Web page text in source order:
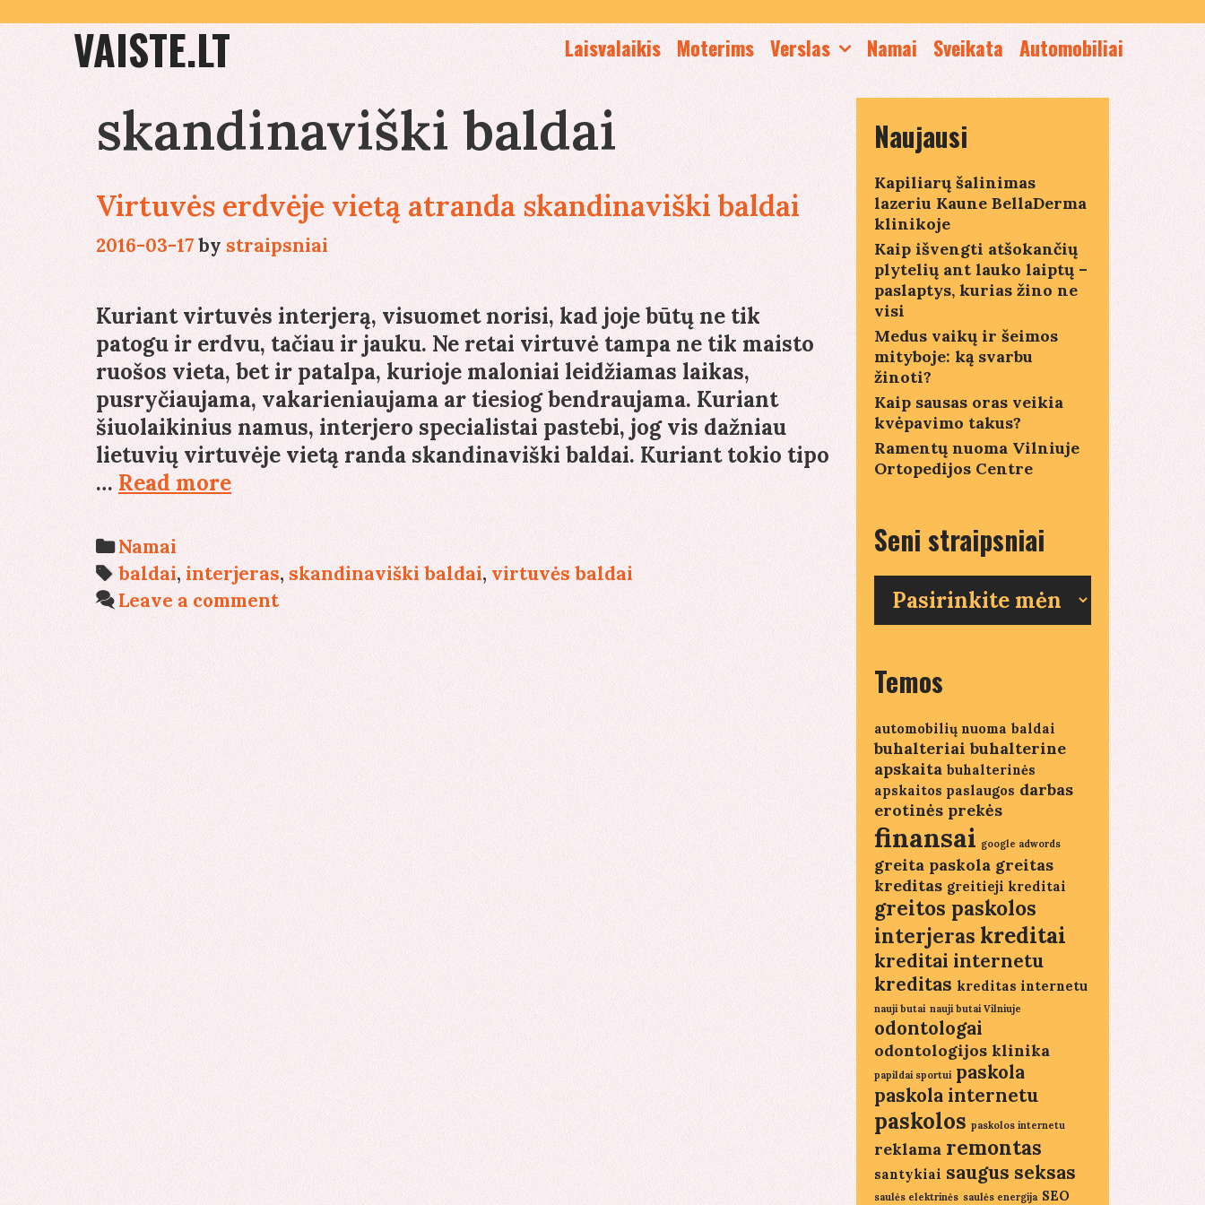
to
contentVAISTE.LT Laisvalaikis Moterims Verslas Namai Sveikata Automobiliai
skandinaviški baldai
Virtuvės erdvėje vietą atranda skandinaviški baldai
2016-03-17by straipsniai
Kuriant virtuvės interjerą, visuomet norisi, kad joje būtų ne tik
patogu ir erdvu, tačiau ir jauku. Ne retai virtuvė tampa ne tik maisto
ruošos vieta, bet ir patalpa, kurioje maloniai leidžiamas laikas,
pusryčiaujama, vakarieniaujama ar tiesiog bendraujama. Kuriant
šiuolaikinius namus, interjero specialistai pastebi, jog vis dažniau
lietuvių virtuvėje vietą randa skandinaviški baldai. Kuriant tokio tipo
…Read moreVirtuvės
erdvėje
vietą
atranda
skandinaviški
baldai
Categories
Namai
Tags
baldai,interjeras,skandinaviški baldai, virtuvės baldai
Leave a comment
Naujausi
Kapiliarų šalinimas
lazeriu Kaune BellaDerma
klinikoje
Kaip išvengti atšokančių
plytelių ant lauko laiptų –
paslaptys, kurias žino ne
visi
Medus vaikų ir šeimos
mityboje: ką svarbu
žinoti?
Kaip sausas oras veikia
kvėpavimo takus?
Ramentų nuoma Vilniuje
Ortopedijos Centre
Seni straipsniai
straipsniai
Temos
automobilių nuoma baldai
buhalteriai buhalterine
apskaita buhalterinės
apskaitos paslaugos darbas
erotinės prekės
finansai google adwords
greita paskola greitas
kreditas greitieji kreditai
greitos paskolos
interjeras kreditai
kreditai internetu
kreditas kreditas internetu
nauji butai nauji butai Vilniuje
odontologai
odontologijos klinika
papildai sportui paskola
paskola internetu
paskolos paskolos internetu
reklama remontas
santykiai saugus seksas
saulės elektrinės saulės energija SEO